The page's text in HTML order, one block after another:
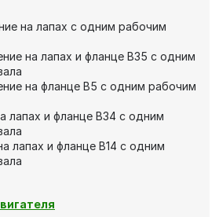
на лапах с одним рабочим
на лапах и фланце В35 с одним
на фланце В5 с одним рабочим
лапах и фланце В34 с одним
лапах и фланце В14 с одним